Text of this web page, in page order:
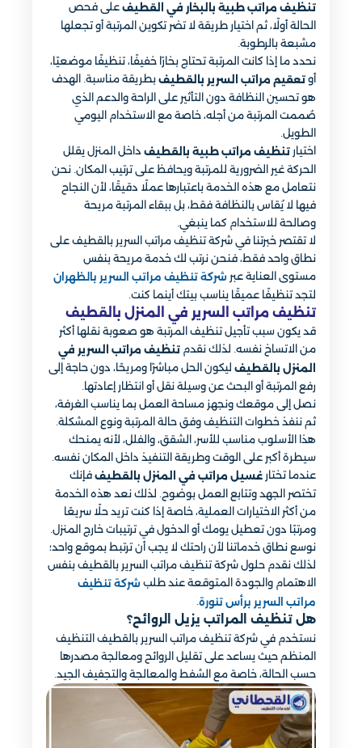
تنظيف مراتب طبية بالبخار في القطيف على فحص
الحالة أولًا، ثم اختيار طريقة لا تضر تكوين المرتبة أو تجعلها
مشبعة بالرطوبة.
نحدد ما إذا كانت المرتبة تحتاج بخارًا خفيفًا، تنظيفًا موضعيًا،
أو تعقيم مراتب السرير بالقطيف بطريقة مناسبة. الهدف
هو تحسين النظافة دون التأثير على الراحة والدعم الذي
صُممت المرتبة من أجله، خاصة مع الاستخدام اليومي
الطويل.
اختيار تنظيف مراتب طبية بالقطيف داخل المنزل يقلل
الحركة غير الضرورية للمرتبة ويحافظ على ترتيب المكان. نحن
نتعامل مع هذه الخدمة باعتبارها عملًا دقيقًا، لأن النجاح
فيها لا يُقاس بالنظافة فقط، بل ببقاء المرتبة مريحة
وصالحة للاستخدام كما ينبغي.
لا تقتصر خبرتنا في شركة تنظيف مراتب السرير بالقطيف على
نطاق واحد فقط، فنحن نرتب لك خدمة مريحة بنفس
مستوى العناية عبر شركة تنظيف مراتب السرير بالظهران
لتجد تنظيفًا عميقًا يناسب بيتك أينما كنت.
تنظيف مراتب السرير في المنزل بالقطيف
قد يكون سبب تأجيل تنظيف المرتبة هو صعوبة نقلها أكثر
من الاتساخ نفسه. لذلك نقدم تنظيف مراتب السرير في
المنزل بالقطيف ليكون الحل مباشرًا ومريحًا، دون حاجة إلى
رفع المرتبة أو البحث عن وسيلة نقل أو انتظار إعادتها.
نصل إلى موقعك ونجهز مساحة العمل بما يناسب الغرفة،
ثم ننفذ خطوات التنظيف وفق حالة المرتبة ونوع المشكلة.
هذا الأسلوب مناسب للأسر، الشقق، والفلل، لأنه يمنحك
سيطرة أكبر على الوقت وطريقة التنفيذ داخل المكان نفسه.
عندما تختار غسيل مراتب في المنزل بالقطيف فإنك
تختصر الجهد وتتابع العمل بوضوح. لذلك نعد هذه الخدمة
من أكثر الاختيارات العملية، خاصة إذا كنت تريد حلًا سريعًا
ومرتبًا دون تعطيل يومك أو الدخول في ترتيبات خارج المنزل.
نوسع نطاق خدماتنا لأن راحتك لا يجب أن ترتبط بموقع واحد؛
لذلك نقدم حلول شركة تنظيف مراتب السرير بالقطيف بنفس
الاهتمام والجودة المتوقعة عند طلب شركة تنظيف
مراتب السرير برأس تنورة.
هل تنظيف المراتب يزيل الروائح؟
نستخدم في شركة تنظيف مراتب السرير بالقطيف التنظيف
المنظم حيث يساعد على تقليل الروائح ومعالجة مصدرها
حسب الحالة، خاصة مع الشفط والمعالجة والتجفيف الجيد.